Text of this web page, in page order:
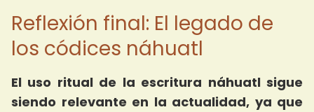
Reflexión final: El legado de
los códices náhuatl
El uso ritual de la escritura náhuatl sigue
siendo relevante en la actualidad, ya que